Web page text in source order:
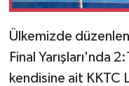
Ülkemizde
Final Yarışları'nda
kendisine ait KKTC
SPOR